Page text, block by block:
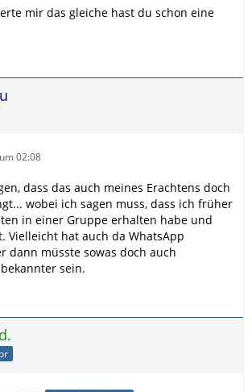
mir das gleiche hast du schon eine
02:08
dass das auch meines Erachtens doch
wobei ich sagen muss, dass ich früher
in einer Gruppe erhalten habe und
Vielleicht hat auch da WhatsApp
dann müsste sowas doch auch
sein.